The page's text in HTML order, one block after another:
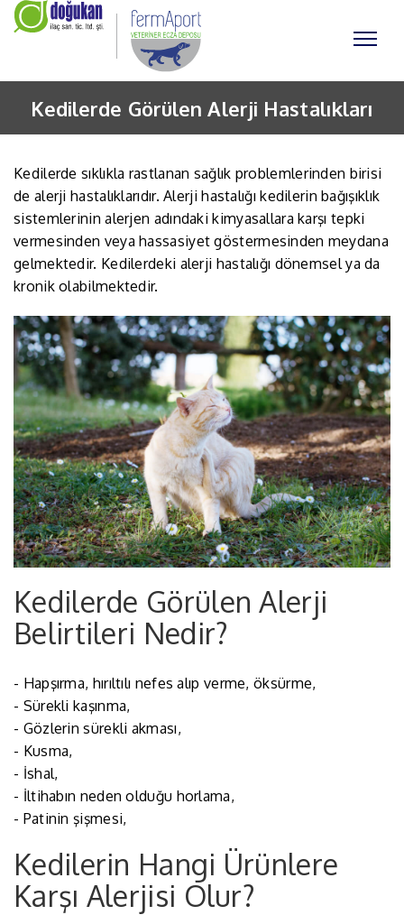
Kedilerde Görülen Alerji Hastalıkları
Kedilerde sıklıkla rastlanan sağlık problemlerinden birisi
de alerji hastalıklarıdır. Alerji hastalığı kedilerin bağışıklık
sistemlerinin alerjen adındaki kimyasallara karşı tepki
vermesinden veya hassasiyet göstermesinden meydana
gelmektedir. Kedilerdeki alerji hastalığı dönemsel ya da
kronik olabilmektedir.
Kedilerde Görülen Alerji
Belirtileri Nedir?
- Hapşırma, hırıltılı nefes alıp verme, öksürme,
- Sürekli kaşınma,
- Gözlerin sürekli akması,
- Kusma,
- İshal,
- İltihabın neden olduğu horlama,
- Patinin şişmesi,
Kedilerin Hangi Ürünlere
Karşı Alerjisi Olur?